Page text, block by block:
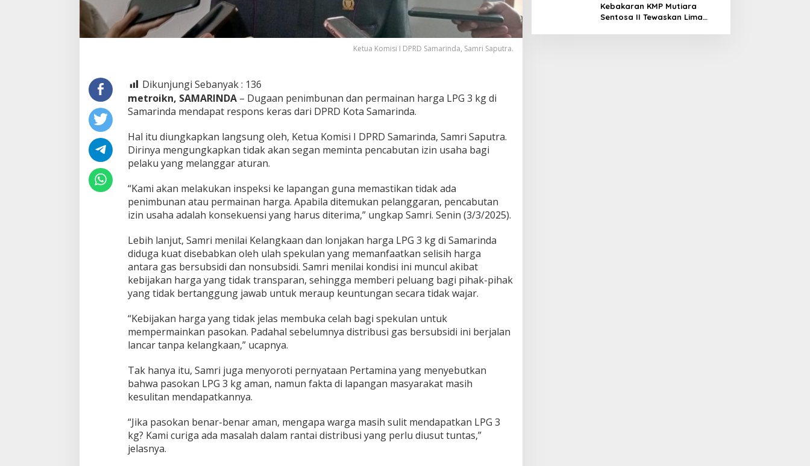
Ketua Komisi I DPRD Samarinda, Samri Saputra.
Dikunjungi Sebanyak : 136
metroikn, SAMARINDA– Dugaan penimbunan dan permainan harga LPG 3 kg di
Samarinda mendapat respons keras dari DPRD Kota Samarinda.
Hal itu diungkapkan langsung oleh, Ketua Komisi I DPRD Samarinda, Samri Saputra.
Dirinya mengungkapkan tidak akan segan meminta pencabutan izin usaha bagi
pelaku yang melanggar aturan.
“Kami akan melakukan inspeksi ke lapangan guna memastikan tidak ada
penimbunan atau permainan harga. Apabila ditemukan pelanggaran, pencabutan
izin usaha adalah konsekuensi yang harus diterima,” ungkap Samri. Senin (3/3/2025).
Lebih lanjut, Samri menilai Kelangkaan dan lonjakan harga LPG 3 kg di Samarinda
diduga kuat disebabkan oleh ulah spekulan yang memanfaatkan selisih harga
antara gas bersubsidi dan nonsubsidi. Samri menilai kondisi ini muncul akibat
kebijakan harga yang tidak transparan, sehingga memberi peluang bagi pihak-pihak
yang tidak bertanggung jawab untuk meraup keuntungan secara tidak wajar.
“Kebijakan harga yang tidak jelas membuka celah bagi spekulan untuk
mempermainkan pasokan. Padahal sebelumnya distribusi gas bersubsidi ini berjalan
lancar tanpa kelangkaan,” ucapnya.
Tak hanya itu, Samri juga menyoroti pernyataan Pertamina yang menyebutkan
bahwa pasokan LPG 3 kg aman, namun fakta di lapangan masyarakat masih
kesulitan mendapatkannya.
“Jika pasokan benar-benar aman, mengapa warga masih sulit mendapatkan LPG 3
kg? Kami curiga ada masalah dalam rantai distribusi yang perlu diusut tuntas,”
jelasnya.
Kebakaran KMP Mutiara
Sentosa II Tewaskan Lima